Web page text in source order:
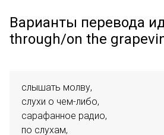
Варианты перевода
through/on the
слышать молву,
слухи о чем-либо,
сарафанное радио,
по слухам,